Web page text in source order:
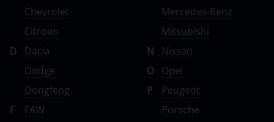
Chevrolet
Citroen
D
Dacia
Dodge
Dongfeng
F
FAW
Mercedes-Benz
Mitsubishi
N
Nissan
O
Opel
P
Peugeot
Porsche